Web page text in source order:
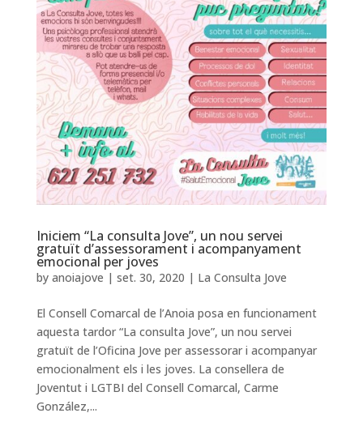
Iniciem “La consulta Jove”, un nou servei
gratuït d’assessorament i acompanyament
emocional per joves
by anoiajove | set. 30, 2020 | La Consulta Jove
El Consell Comarcal de l’Anoia posa en funcionament
aquesta tardor “La consulta Jove”, un nou servei
gratuït de l’Oficina Jove per assessorar i acompanyar
emocionalment els i les joves. La consellera de
Joventut i LGTBI del Consell Comarcal, Carme
González,...